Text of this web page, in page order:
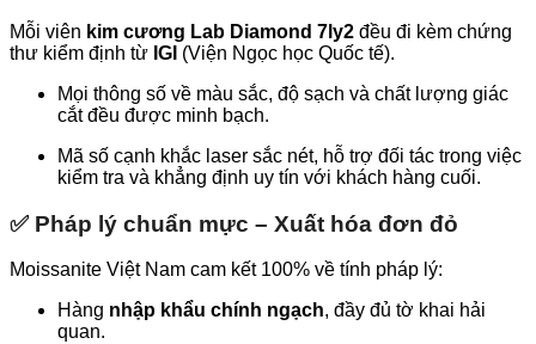
Mỗi viên kim cương Lab Diamond 7ly2 đều đi kèm chứng
thư kiểm định từ IGI (Viện Ngọc học Quốc tế).
Mọi thông số về màu sắc, độ sạch và chất lượng giác
cắt đều được minh bạch.
Mã số cạnh khắc laser sắc nét, hỗ trợ đối tác trong việc
kiểm tra và khẳng định uy tín với khách hàng cuối.
✅ Pháp lý chuẩn mực – Xuất hóa đơn đỏ
Moissanite Việt Nam cam kết 100% về tính pháp lý:
Hàng nhập khẩu chính ngạch, đầy đủ tờ khai hải
quan.